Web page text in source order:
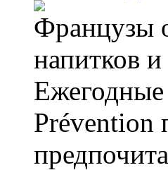
Французы
напитков и
Ежегодные
Prévention